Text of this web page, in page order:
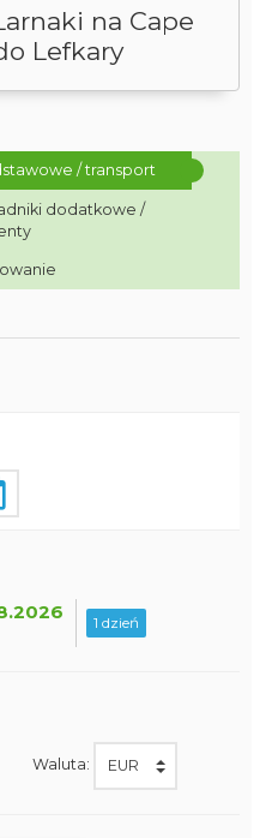
na Cape
Lefkary
/ transport
dodatkowe /
1 dzień
Waluta: